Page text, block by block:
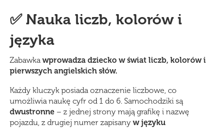
✅ Nauka liczb, kolorów i
języka
Zabawkawprowadza dziecko w świat liczb, kolorów i
pierwszych angielskich słów.
Każdy kluczyk posiada oznaczenie liczbowe, co
umożliwia naukę cyfr od 1 do 6. Samochodziki są
dwustronne – z jednej strony mają grafikę i nazwę
pojazdu, z drugiej numer zapisany w języku